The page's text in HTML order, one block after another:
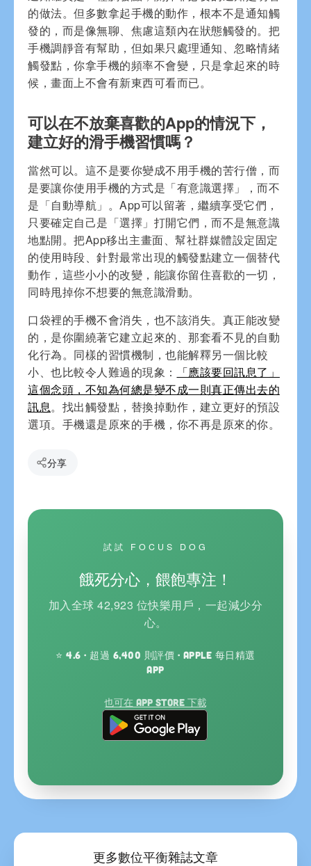
的做法。但多數拿起手機的動作，根本不是通知觸
發的，而是像無聊、焦慮這類內在狀態觸發的。把
手機調靜音有幫助，但如果只處理通知、忽略情緒
觸發點，你拿手機的頻率不會變，只是拿起來的時
候，畫面上不會有新東西可看而已。
可以在不放棄喜歡的App的情況下，
建立好的滑手機習慣嗎？
當然可以。這不是要你變成不用手機的苦行僧，而
是要讓你使用手機的方式是「有意識選擇」，而不
是「自動導航」。App可以留著，繼續享受它們，
只要確定自己是「選擇」打開它們，而不是無意識
地點開。把App移出主畫面、幫社群媒體設定固定
的使用時段、針對最常出現的觸發點建立一個替代
動作，這些小小的改變，能讓你留住喜歡的一切，
同時甩掉你不想要的無意識滑動。
口袋裡的手機不會消失，也不該消失。真正能改變
的，是你圍繞著它建立起來的、那套看不見的自動
化行為。同樣的習慣機制，也能解釋另一個比較
小、也比較令人難過的現象：
「應該要回訊息了」
這個念頭，不知為何總是變不成一則真正傳出去的
訊息。找出觸發點，替換掉動作，建立更好的預設
選項。手機還是原來的手機，你不再是原來的你。
分享
試試 FOCUS DOG
餓死分心，餵飽專注！
加入全球 42,923 位快樂用戶，一起減少分
心。
⭐ 4.6 · 超過 6,400 則評價 · Apple 每日精選
App
也可在 App Store 下載
更多數位平衡雜誌文章